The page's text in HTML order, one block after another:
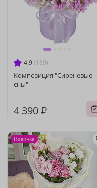
4.9 (189)
Композиция "Сиреневые
сны"
4 390 ₽
Новинка